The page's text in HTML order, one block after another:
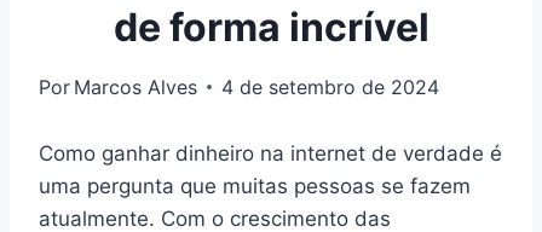
de forma incrível
Por Marcos Alves 4 de setembro de 2024
Como ganhar dinheiro na internet de verdade é
uma pergunta que muitas pessoas se fazem
atualmente. Com o crescimento das